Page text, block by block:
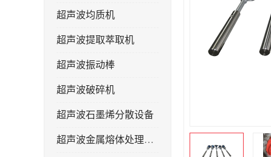
超声波均质机
超声波提取萃取机
超声波振动棒
超声波破碎机
超声波石墨烯分散设备
超声波金属熔体处理设备